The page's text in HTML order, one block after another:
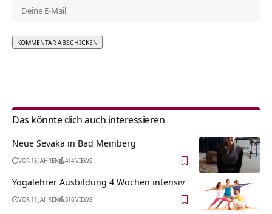
Das könnte dich auch interessieren
Neue Sevaka in Bad Meinberg
VOR 15 JAHREN 414 VIEWS
Yogalehrer Ausbildung 4 Wochen intensiv
VOR 11 JAHREN 516 VIEWS